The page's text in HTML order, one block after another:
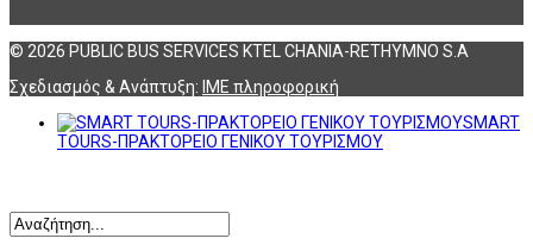
© 2026 PUBLIC BUS SERVICES KTEL CHANIA-RETHYMNO S.A
Σχεδιασμός & Ανάπτυξη: ΙΜΕ πληροφορική
SMART
TOURS-ΠΡΑΚΤΟΡΕΙΟ ΓΕΝΙΚΟΥ ΤΟΥΡΙΣΜΟΥ